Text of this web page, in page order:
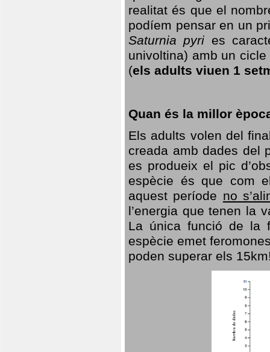
realitat és que el
podíem pensar en un
Saturnia pyri es
univoltina) amb un
(els adults viuen 1
Quan és la millor
Els adults volen del
creada amb dades del
es produeix el pic
espècie és que com
aquest període no
l’energia que tenen la
La única funció de la
espècie emet
poden superar els